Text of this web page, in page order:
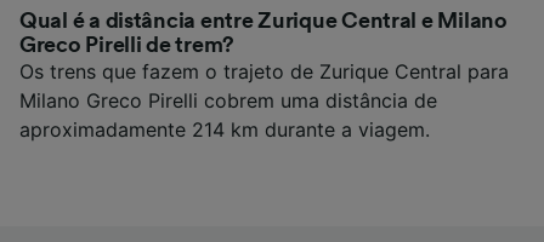
Qual é a distância entre Zurique Central e Milano
Greco Pirelli de trem?
Os trens que fazem o trajeto de Zurique Central para
Milano Greco Pirelli cobrem uma distância de
aproximadamente 214 km durante a viagem.